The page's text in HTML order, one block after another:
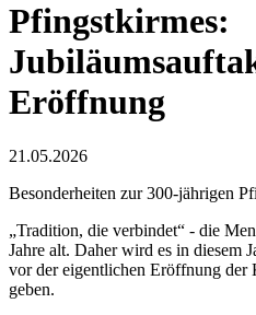
Pfingstkirmes:
Eröffnung
21.05.2026
Besonderheiten zur 300-jährigen
„Tradition, die verbindet“ - die
Jahre alt. Daher wird es in diesem
vor der eigentlichen Eröffnung der
geben.